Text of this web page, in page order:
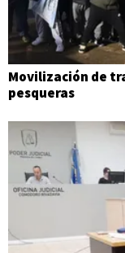
Movilización de
pesqueras